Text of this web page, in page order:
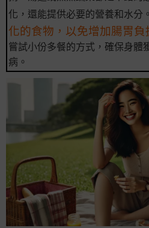
化，還能提供必要的營養和水分
化的食物，以免增加腸胃負
嘗試小份多餐的方式，確保身體
病。